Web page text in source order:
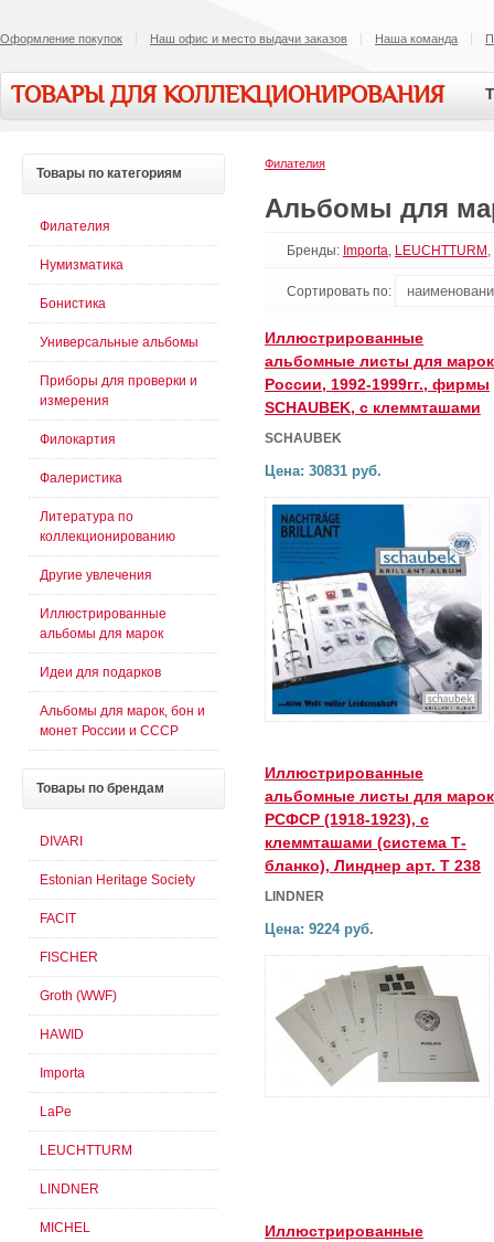
Оформление покупок Наш офис и место выдачи заказов Наша команда
ТОВАРЫ ДЛЯ КОЛЛЕКЦИОНИРОВАНИЯ
Филателия
Альбомы для
Бренды: Importa, LEUCHTTURM ,
Сортировать по:
Иллюстрированные
альбомные листы для марок
России, 1992-1999гг., фирмы
SCHAUBEK, с клеммташами
SCHAUBEK
Цена: 30831 руб.
Иллюстрированные
альбомные листы для марок
РСФСР (1918-1923), с
клеммташами (система Т-
бланко), Линднер арт. Т 238
LINDNER
Цена: 9224 руб.
Иллюстрированные
Товары по категориям
Филателия
Нумизматика
Бонистика
Универсальные альбомы
Приборы для проверки и
измерения
Филокартия
Фалеристика
Литература по
коллекционированию
Другие увлечения
Иллюстрированные
альбомы для марок
Идеи для подарков
Альбомы для марок, бон и
монет России и СССР
Товары по брендам
DIVARI
Estonian Heritage Society
FACIT
FISCHER
Groth (WWF)
HAWID
Importa
LaPe
LEUCHTTURM
LINDNER
MICHEL